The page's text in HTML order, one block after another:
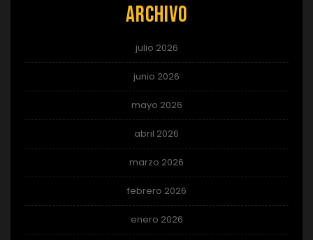
Archivo
julio 2026
junio 2026
mayo 2026
abril 2026
marzo 2026
febrero 2026
enero 2026